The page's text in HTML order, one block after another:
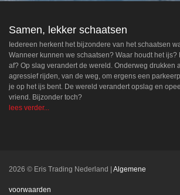
Samen, lekker schaatsen
Iedereen herkent het bijzondere van het schaatsen
Wanneer kunnen we schaatsen? Waar houdt het ijs?
af? Op slag verandert de wereld. Onderweg drukken
agressief rijden, van de weg, om ergens een
je op het ijs bent. De wereld verandert opslag en
vriend. Bijzonder toch?
lees verder...
2026 © Eris Trading Nederland Algemene
voorwaarden